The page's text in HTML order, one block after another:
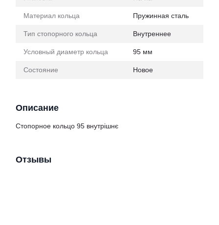
Материал кольца Пружинная сталь
Тип стопорного кольца Внутреннее
Условный диаметр кольца 95 мм
Состояние Новое
Описание
Стопорное кольцо 95 внутрішнє
Отзывы